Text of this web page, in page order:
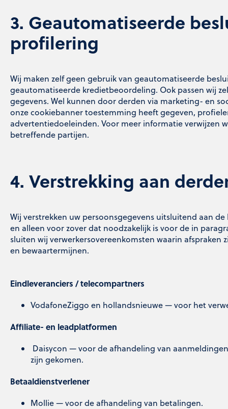
3. Geautomatiseerde
profilering
Wij maken zelf geen gebruik van geautomatiseerde
geautomatiseerde kredietbeoordeling. Ook passen wij
gegevens. Wel kunnen door derden via marketing- en
onze cookiebanner toestemming heeft gegeven,
advertentiedoeleinden. Voor meer informatie verwijzen
betreffende partijen.
4. Verstrekking aan
Wij verstrekken uw persoonsgegevens uitsluitend aan
en alleen voor zover dat noodzakelijk is voor de in
sluiten wij verwerkersovereenkomsten waarin
en bewaartermijnen.
Eindleveranciers / telecompartners
VodafoneZiggo en hollandsnieuwe — voor het
Affiliate- en leadplatformen
Daisycon — voor de afhandeling van
zijn gekomen.
Betaaldienstverlener
Mollie — voor de afhandeling van betalingen.